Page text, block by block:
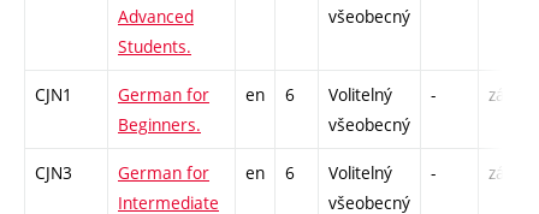
Advanced
Students.
všeobecný
CJN1
German for
Beginners.
en 6
Volitelný
všeobecný
- zá,zk
CJN3
German for
Intermediate
en 6
Volitelný
všeobecný
- zá,zk